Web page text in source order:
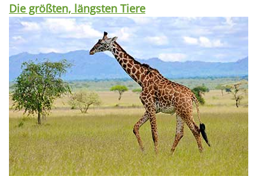
Die größten, längsten Tiere